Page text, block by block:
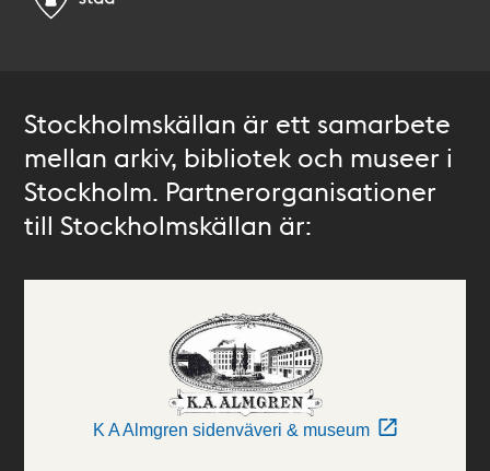
Stockholmskällan är ett samarbete
mellan arkiv, bibliotek och museer i
Stockholm. Partnerorganisationer
till Stockholmskällan är:
K A Almgren sidenväveri & museum